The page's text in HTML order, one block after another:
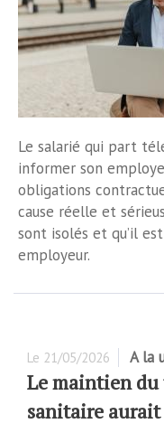
Le salarié qui part
informer son
obligations
cause réelle et
sont isolés et qu’il
employeur.
Le 21/05/2026 A la
Le maintien du
sanitaire